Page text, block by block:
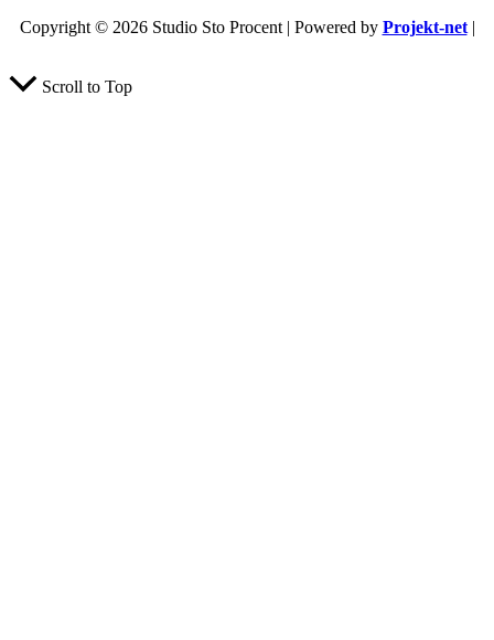
Copyright © 2026 Studio Sto Procent | Powered by Projekt-net|
Scroll to Top